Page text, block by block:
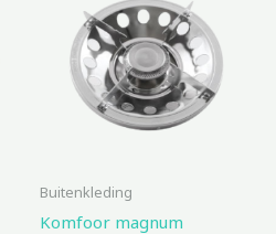
Buitenkleding
Komfoor magnum